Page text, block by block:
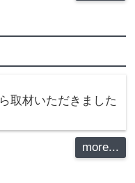
取材いただきました
more...